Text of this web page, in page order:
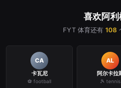
喜欢阿利
FYT 体育还有 108
CA
卡瓦尼
⚽ football
AL
阿尔卡拉
🎾 tennis